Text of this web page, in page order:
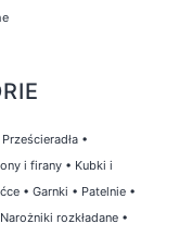
Prześcieradła •
i firany • Kubki i
• Garnki • Patelnie •
Narożniki rozkładane •